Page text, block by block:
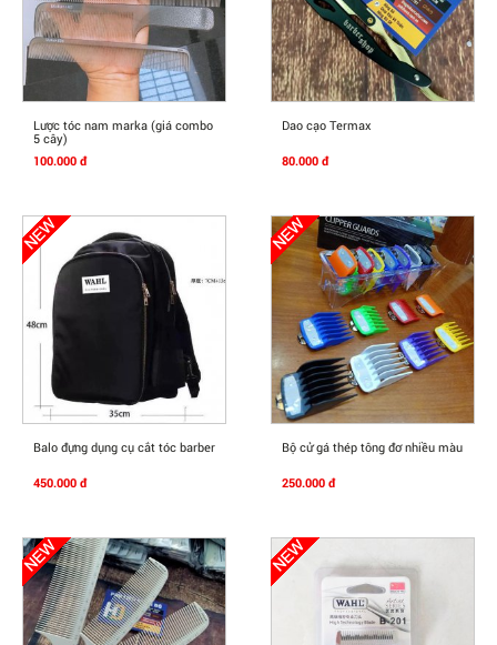
Mua Ngay
Lược tóc nam marka (giá combo
5 cây)
100.000 đ
Mua Ngay
Dao cạo Termax
80.000 đ
Mua Ngay
Balo đựng dụng cụ cắt tóc barber
450.000 đ
Mua Ngay
Bộ cử gá thép tông đơ nhiều màu
250.000 đ